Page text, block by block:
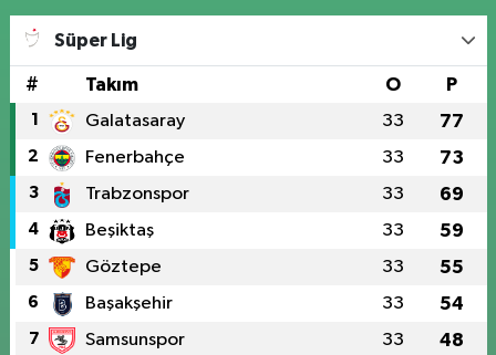
Süper Lig
# Takım O P
1 Galatasaray 33 77
2 Fenerbahçe 33 73
3 Trabzonspor 33 69
4 Beşiktaş 33 59
5 Göztepe 33 55
6 Başakşehir 33 54
7 Samsunspor 33 48